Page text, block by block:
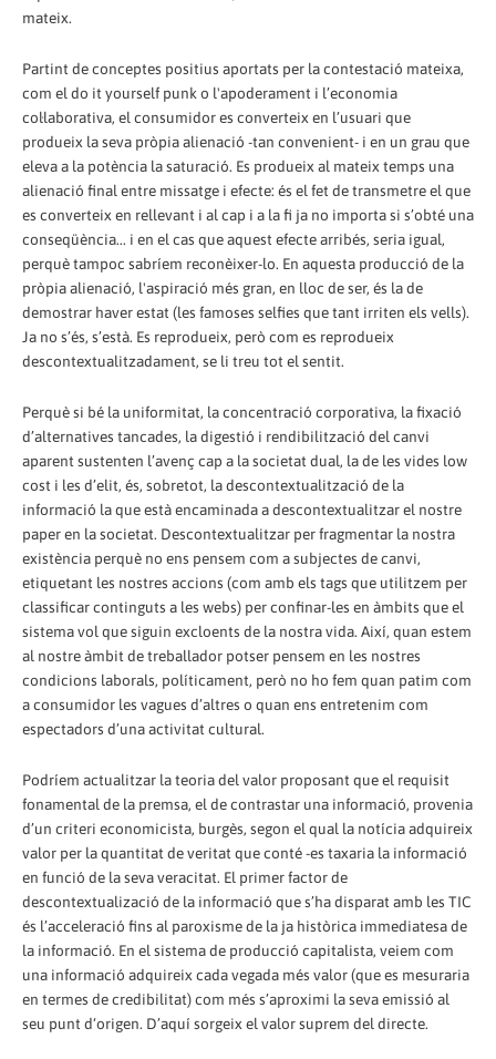
mateix.
Partint de conceptes positius aportats per la contestació mateixa,
com el do it yourself punk o l'apoderament i l’economia
col·laborativa, el consumidor es converteix en l’usuari que
produeix la seva pròpia alienació -tan convenient- i en un grau que
eleva a la potència la saturació. Es produeix al mateix temps una
alienació final entre missatge i efecte: és el fet de transmetre el que
es converteix en rellevant i al cap i a la fi ja no importa si s’obté una
conseqüència... i en el cas que aquest efecte arribés, seria igual,
perquè tampoc sabríem reconèixer-lo. En aquesta producció de la
pròpia alienació, l'aspiració més gran, en lloc de ser, és la de
demostrar haver estat (les famoses selfies que tant irriten els vells).
Ja no s’és, s’està. Es reprodueix, però com es reprodueix
descontextualitzadament, se li treu tot el sentit.
Perquè si bé la uniformitat, la concentració corporativa, la fixació
d’alternatives tancades, la digestió i rendibilització del canvi
aparent sustenten l’avenç cap a la societat dual, la de les vides low
cost i les d’elit, és, sobretot, la descontextualització de la
informació la que està encaminada a descontextualitzar el nostre
paper en la societat. Descontextualitzar per fragmentar la nostra
existència perquè no ens pensem com a subjectes de canvi,
etiquetant les nostres accions (com amb els tags que utilitzem per
classificar continguts a les webs) per confinar-les en àmbits que el
sistema vol que siguin excloents de la nostra vida. Així, quan estem
al nostre àmbit de treballador potser pensem en les nostres
condicions laborals, políticament, però no ho fem quan patim com
a consumidor les vagues d’altres o quan ens entretenim com
espectadors d’una activitat cultural.
Podríem actualitzar la teoria del valor proposant que el requisit
fonamental de la premsa, el de contrastar una informació, provenia
d’un criteri economicista, burgès, segon el qual la notícia adquireix
valor per la quantitat de veritat que conté -es taxaria la informació
en funció de la seva veracitat. El primer factor de
descontextualizació de la informació que s’ha disparat amb les TIC
és l’acceleració fins al paroxisme de la ja històrica immediatesa de
la informació. En el sistema de producció capitalista, veiem com
una informació adquireix cada vegada més valor (que es mesuraria
en termes de credibilitat) com més s’aproximi la seva emissió al
seu punt d‘origen. D’aquí sorgeix el valor suprem del directe.